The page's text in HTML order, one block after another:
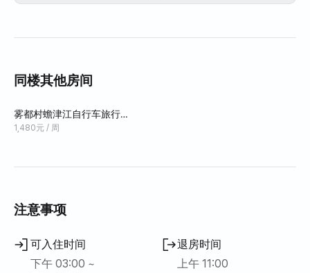
同楼其他房间
雾都村蟾津江自行车旅行民
宿#Dalgwan2
1,480元 / 周
注意事项
可入住时间
下午 03:00 ~
退房时间
上午 11:00